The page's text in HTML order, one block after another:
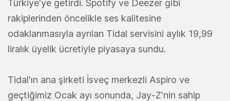
Türkiye'ye getirdi. Spotify ve Deezer gibi
rakiplerinden öncelikle ses kalitesine
odaklanmasıyla ayrılan Tidal servisini aylık 19,99
liralık üyelik ücretiyle piyasaya sundu.
Tidal'ın ana şirketi İsveç merkezli Aspiro ve
geçtiğimiz Ocak ayı sonunda, Jay-Z'nin sahip